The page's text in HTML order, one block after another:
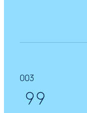
003